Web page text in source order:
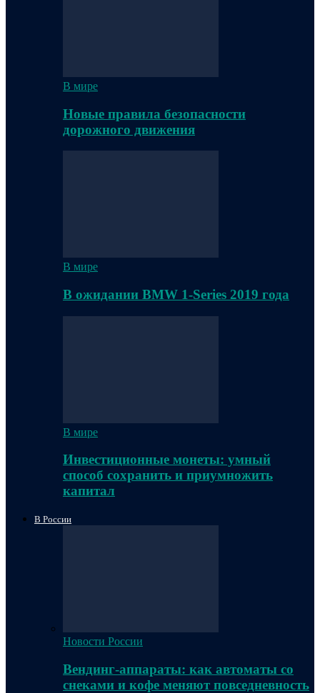
В мире
Новые правила безопасности
дорожного движения
В мире
В ожидании BMW 1-Series 2019 года
В мире
Инвестиционные монеты: умный
способ сохранить и приумножить
капитал
В России
Новости России
Вендинг-аппараты: как автоматы со
снеками и кофе меняют повседневность